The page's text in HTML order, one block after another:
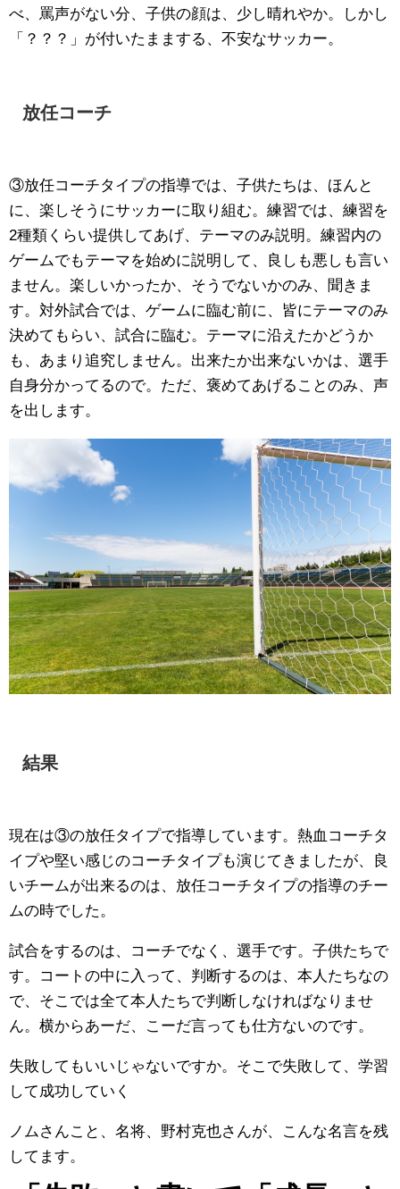
べ、罵声がない分、子供の顔は、少し晴れやか。しかし
「？？？」が付いたままする、不安なサッカー。
放任コーチ
③放任コーチタイプの指導では、子供たちは、ほんと
に、楽しそうにサッカーに取り組む。練習では、練習を
2種類くらい提供してあげ、テーマのみ説明。練習内の
ゲームでもテーマを始めに説明して、良しも悪しも言い
ません。楽しいかったか、そうでないかのみ、聞きま
す。対外試合では、ゲームに臨む前に、皆にテーマのみ
決めてもらい、試合に臨む。テーマに沿えたかどうか
も、あまり追究しません。出来たか出来ないかは、選手
自身分かってるので。ただ、褒めてあげることのみ、声
を出します。
結果
現在は③の放任タイプで指導しています。熱血コーチタ
イプや堅い感じのコーチタイプも演じてきましたが、良
いチームが出来るのは、放任コーチタイプの指導のチー
ムの時でした。
試合をするのは、コーチでなく、選手です。子供たちで
す。コートの中に入って、判断するのは、本人たちなの
で、そこでは全て本人たちで判断しなければなりませ
ん。横からあーだ、こーだ言っても仕方ないのです。
失敗してもいいじゃないですか。そこで失敗して、学習
して成功していく
ノムさんこと、名将、野村克也さんが、こんな名言を残
してます。